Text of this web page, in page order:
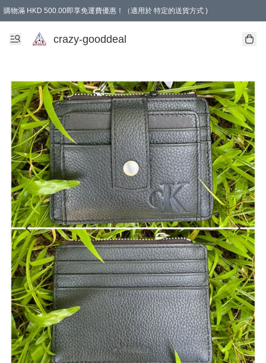
購物滿 HKD 500.00即享免運費優惠！（適用於 特定的送貨方式 )
成為會員可享免費禮品
crazy-gooddeal